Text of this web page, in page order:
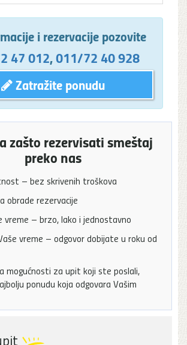
i rezervacije pozovite
47 012,011/72 40 928
Zatražite ponudu
zašto rezervisati smeštaj
preko nas
– bez skrivenih troškova
obrade rezervacije
vreme – brzo, lako i jednostavno
vreme – odgovor dobijate u roku od
mogućnosti za upit koji ste poslali,
ponudu koja odgovara Vašim